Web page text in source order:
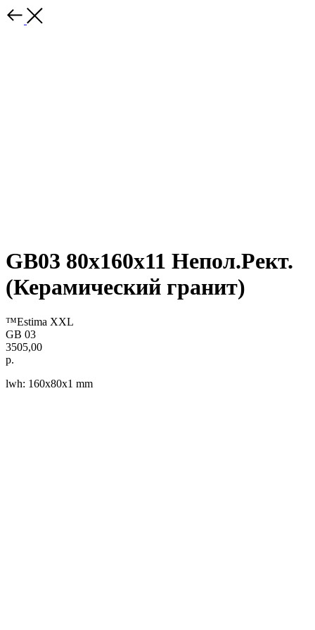
GB03 80x160x11 Непол.Рект.
(Керамический гранит)
™Estima XXL
GB 03
3505,00
р.
lwh: 160x80x1 mm